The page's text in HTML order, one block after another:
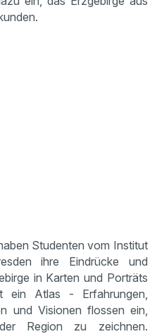
Studenten vom Institut
ihre Eindrücke und
in Karten und Porträts
ein Atlas - Erfahrungen,
und Visionen flossen ein,
Region zu zeichnen.